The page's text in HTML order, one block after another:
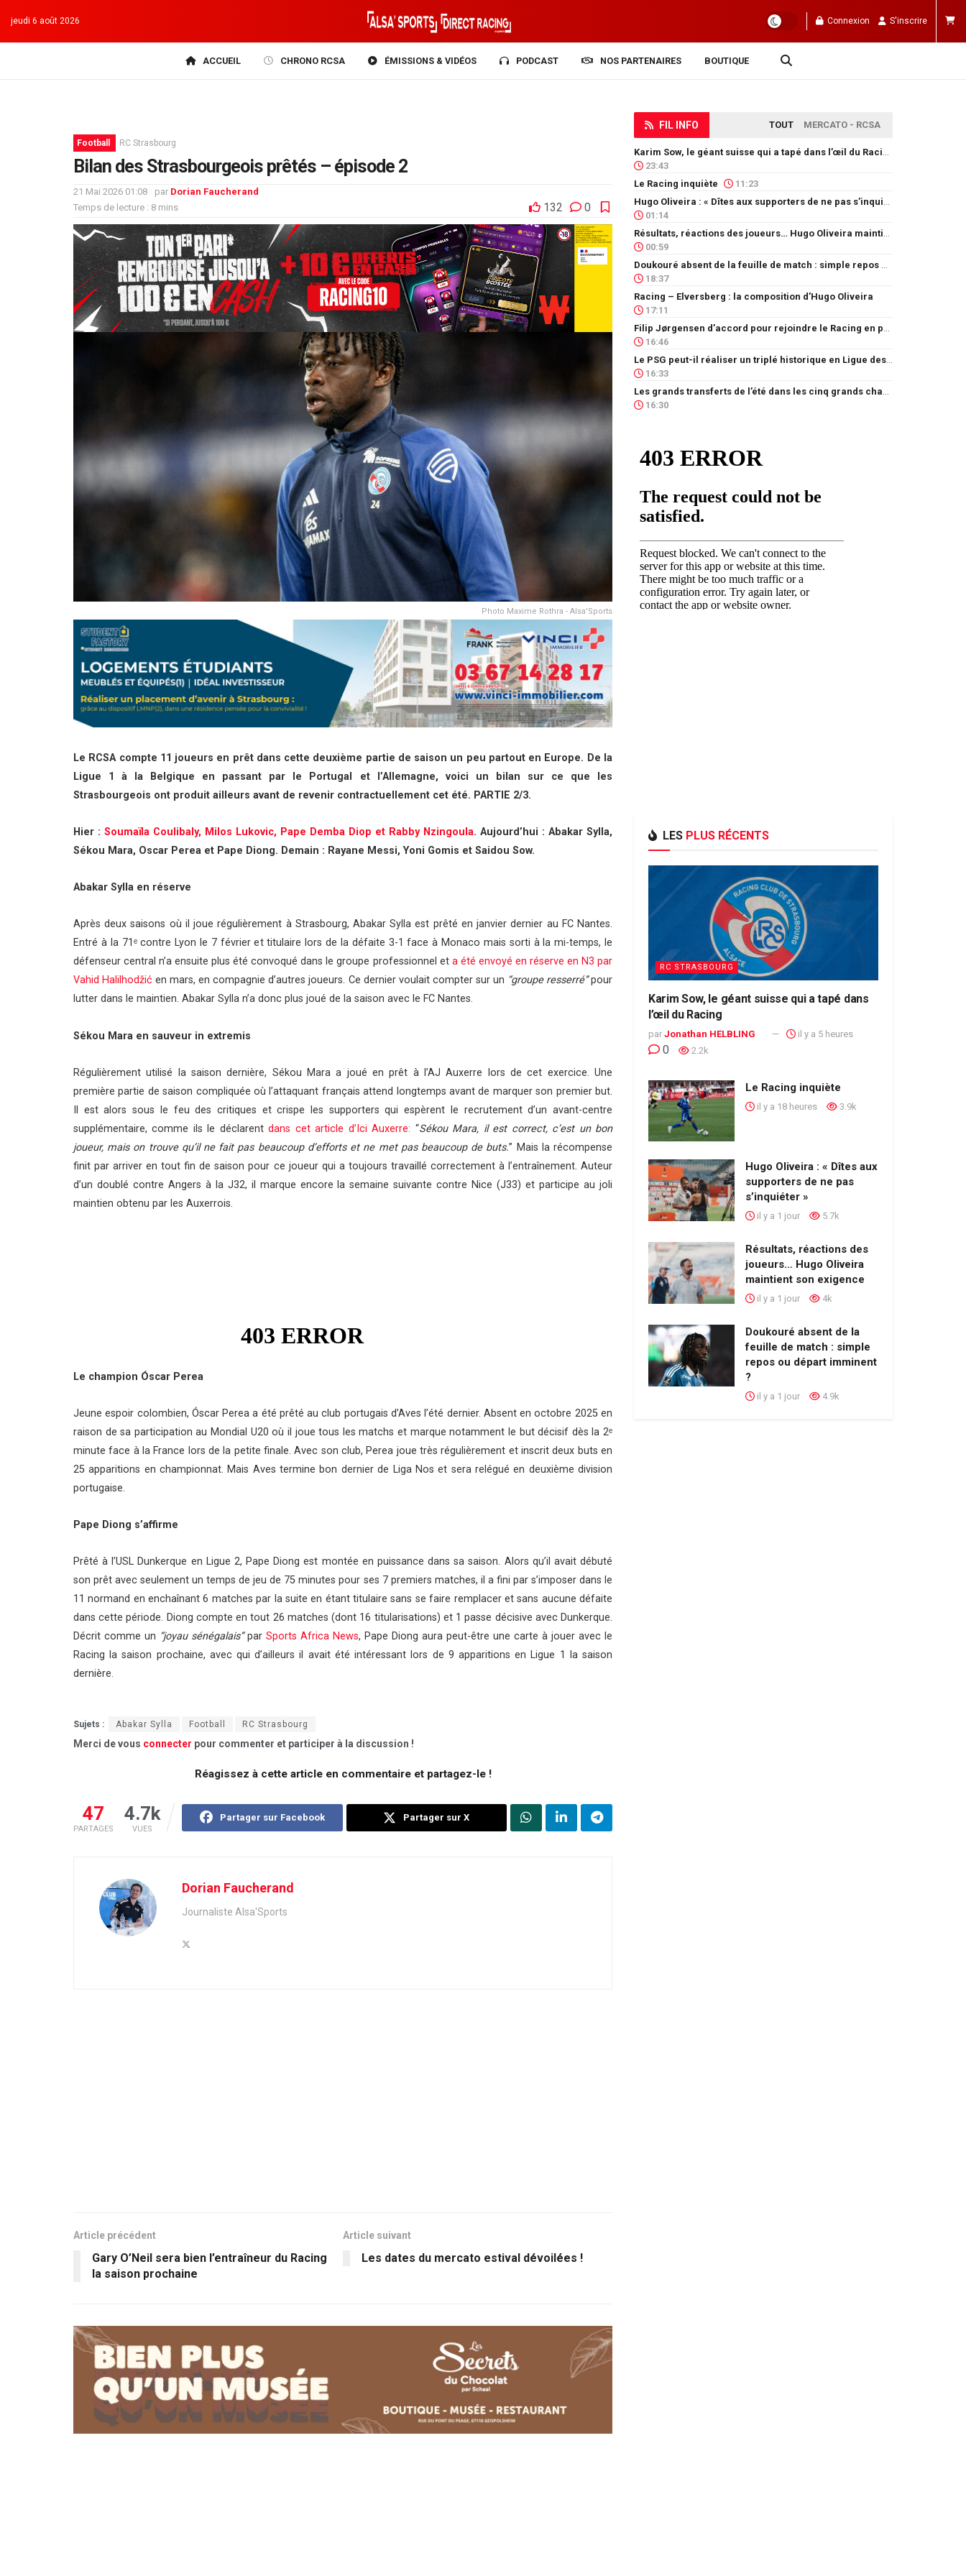
jeudi 6 août 2026 Connexion S'inscrire
ACCUEIL CHRONO RCSA ÉMISSIONS & VIDÉOS PODCAST NOS PARTENAIRES BOUTIQUE
Football RC Strasbourg
Bilan des Strasbourgeois prêtés – épisode 2
21 Mai 2026 01:08 par Dorian Faucherand
Temps de lecture : 8 mins
132 0
Photo Maxime Rothra - Alsa'Sports
Le RCSA compte 11 joueurs en prêt dans cette deuxième partie de saison un peu partout en Europe. De la
Ligue 1 à la Belgique en passant par le Portugal et l’Allemagne, voici un bilan sur ce que les
Strasbourgeois ont produit ailleurs avant de revenir contractuellement cet été. PARTIE 2/3.
Hier : Soumaïla Coulibaly, Milos Lukovic, Pape Demba Diop et Rabby Nzingoula. Aujourd’hui : Abakar Sylla,
Sékou Mara, Oscar Perea et Pape Diong. Demain : Rayane Messi, Yoni Gomis et Saidou Sow.
Abakar Sylla en réserve
Après deux saisons où il joue régulièrement à Strasbourg, Abakar Sylla est prêté en janvier dernier au FC Nantes.
Entré à la 71ᵉ contre Lyon le 7 février et titulaire lors de la défaite 3-1 face à Monaco mais sorti à la mi-temps, le
défenseur central n’a ensuite plus été convoqué dans le groupe professionnel et a été envoyé en réserve en N3 par
Vahid Halilhodžić en mars, en compagnie d’autres joueurs. Ce dernier voulait compter sur un “groupe resserré”pour
lutter dans le maintien. Abakar Sylla n’a donc plus joué de la saison avec le FC Nantes.
Sékou Mara en sauveur in extremis
Régulièrement utilisé la saison dernière, Sékou Mara a joué en prêt à l’AJ Auxerre lors de cet exercice. Une
première partie de saison compliquée où l’attaquant français attend longtemps avant de marquer son premier but.
Il est alors sous le feu des critiques et crispe les supporters qui espèrent le recrutement d’un avant-centre
supplémentaire, comme ils le déclarentdans cet article d’Ici Auxerre: “Sékou Mara, il est correct, c’est un bon
joueur, mais on trouve qu’il ne fait pas beaucoup d’efforts et ne met pas beaucoup de buts.” Mais la récompense
finit par arriver en tout fin de saison pour ce joueur qui a toujours travaillé correctement à l’entraînement. Auteur
d’un doublé contre Angers à la J32, il marque encore la semaine suivante contre Nice (J33) et participe au joli
maintien obtenu par les Auxerrois.
Le champion Óscar Perea
Jeune espoir colombien, Óscar Perea a été prêté au club portugais d’Aves l’été dernier. Absent en octobre 2025 en
raison de sa participation au Mondial U20 où il joue tous les matchs et marque notamment le but décisif dès la 2ᵉ
minute face à la France lors de la petite finale. Avec son club, Perea joue très régulièrement et inscrit deux buts en
25 apparitions en championnat. Mais Aves termine bon dernier de Liga Nos et sera relégué en deuxième division
portugaise.
Pape Diong s’affirme
Prêté à l’USL Dunkerque en Ligue 2, Pape Diong est montée en puissance dans sa saison. Alors qu’il avait débuté
son prêt avec seulement un temps de jeu de 75 minutes pour ses 7 premiers matches, il a fini par s’imposer dans le
11 normand en enchaînant 6 matches par la suite en étant titulaire sans se faire remplacer et sans aucune défaite
dans cette période. Diong compte en tout 26 matches (dont 16 titularisations) et 1 passe décisive avec Dunkerque.
Décrit comme un “joyau sénégalais”par Sports Africa News, Pape Diong aura peut-être une carte à jouer avec le
Racing la saison prochaine, avec qui d’ailleurs il avait été intéressant lors de 9 apparitions en Ligue 1 la saison
dernière.
Sujets : Abakar Sylla Football RC Strasbourg
Merci de vous connecter pour commenter et participer à la discussion !
Réagissez à cette article en commentaire et partagez-le !
47
PARTAGES
4.7k
VUES
Partager sur Facebook Partager sur X
Dorian Faucherand
Journaliste Alsa'Sports
Article précédent
Gary O’Neil sera bien l’entraîneur du Racing
la saison prochaine
Article suivant
Les dates du mercato estival dévoilées !
FIL INFO TOUT MERCATO - RCSA
23:43
Le Racing inquiète
11:23
01:14
00:59
18:37
Racing – Elversberg : la composition d’Hugo Oliveira
17:11
16:46
16:33
16:30
LES PLUS RÉCENTS
RC STRASBOURG
Karim Sow, le géant suisse qui a tapé dans
l’œil du Racing
par Jonathan HELBLING il y a 5 heures
0 2.2k
Le Racing inquiète
il y a 18 heures 3.9k
Hugo Oliveira : « Dîtes aux
supporters de ne pas
s’inquiéter »
il y a 1 jour 5.7k
Résultats, réactions des
joueurs… Hugo Oliveira
maintient son exigence
il y a 1 jour 4k
Doukouré absent de la
feuille de match : simple
repos ou départ imminent
?
il y a 1 jour 4.9k